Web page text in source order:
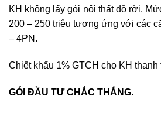
KH không lấy gói nội thất đồ rời.
200 – 250 triệu tương ứng với các
– 4PN.
Chiết khấu 1% GTCH cho KH
GÓI ĐẦU TƯ CHẮC THẮNG.